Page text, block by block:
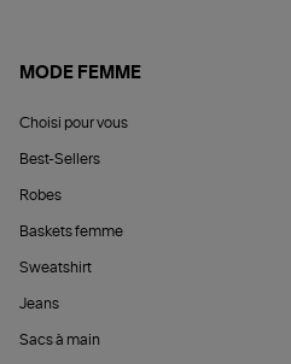
MODE FEMME
Choisi pour vous
Best-Sellers
Robes
Baskets femme
Sweatshirt
Jeans
Sacs à main